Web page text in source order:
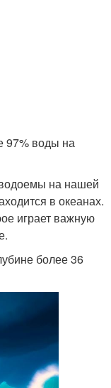
97% воды на
на нашей
в океанах.
играет важную
более 36